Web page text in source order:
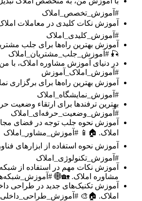
#آموزش_تخصص_املاک
آموزش نکات کلیدی در معاملات
#آموزش_کلیدی_املاک
آموزش بهترین راه‌ها برای جلب
🎣 #آموزش_جلب_مشتریان_املاک
در دنیای آموزش مشاوره املاک، با
#آموزش_املاک_آموزش
آموزش بهترین راه‌ها برای برگزاری
#آموزش_نمایشگاه_املاک
بهترین ترفندها برای ارتقاء وضعیت
#آموزش_وضعیت_حرفه‌ای_املاک
آموزش نحوه جلب توجه در فضای
املاک. 🏠📱 #آموزش_مشاور_املاک
آموزش نحوه استفاده از ابزارهای
#آموزش_تکنولوژی_املاک
آموزش نکات مهم در استفاده از
مشاوره املاک. 🏡🌐
آموزش تکنیک‌های جدید در طراحی
املاک. 🏠🎨